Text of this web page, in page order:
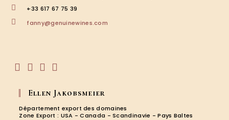
+33 617 67 75 39
fanny@genuinewines.com
dans
un
nouvel
onglet
un
nouvel
onglet
un
nouvel
onglet
un
nouvel
onglet
Ellen Jakobsmeier
Département export des domaines
Zone Export : USA - Canada - Scandinavie - Pays Baltes